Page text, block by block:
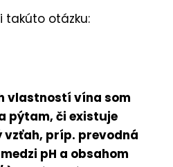
takúto otázku:
vlastností vína som
pýtam, či existuje
príp. prevodná
pH a obsahom